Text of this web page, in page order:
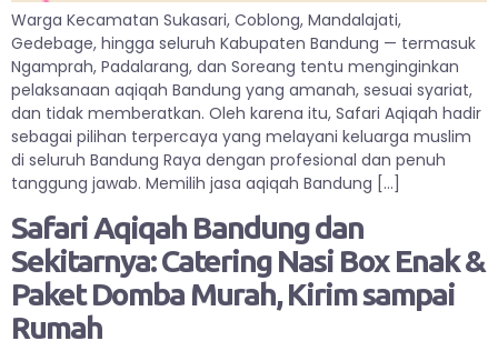
Warga Kecamatan Sukasari, Coblong, Mandalajati,
Gedebage, hingga seluruh Kabupaten Bandung — termasuk
Ngamprah, Padalarang, dan Soreang tentu menginginkan
pelaksanaan aqiqah Bandung yang amanah, sesuai syariat,
dan tidak memberatkan. Oleh karena itu, Safari Aqiqah hadir
sebagai pilihan terpercaya yang melayani keluarga muslim
di seluruh Bandung Raya dengan profesional dan penuh
tanggung jawab. Memilih jasa aqiqah Bandung […]
Safari Aqiqah Bandung dan
Sekitarnya: Catering Nasi Box Enak &
Paket Domba Murah, Kirim sampai
Rumah